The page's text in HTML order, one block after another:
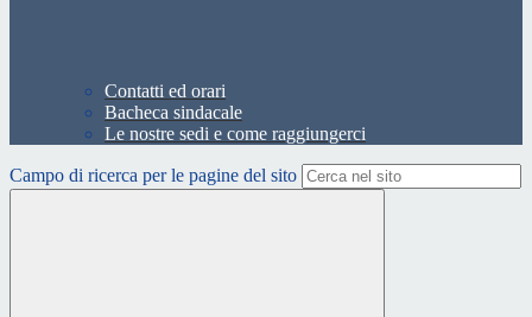
Contatti ed orari
Bacheca sindacale
Le nostre sedi e come raggiungerci
Campo di ricerca per le pagine del sito